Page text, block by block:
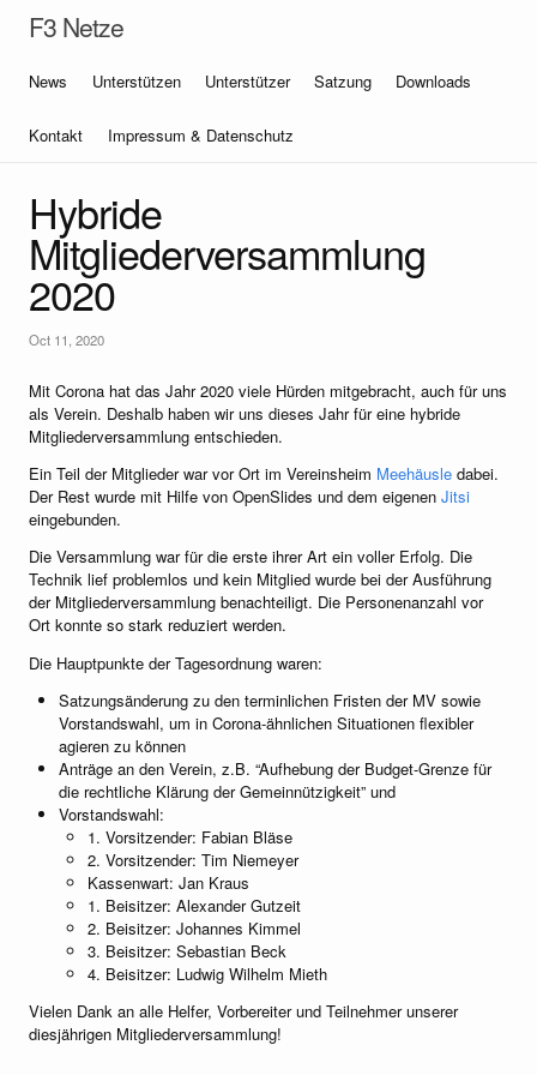
F3 Netze
News Unterstützen Unterstützer Satzung Downloads
Kontakt Impressum & Datenschutz
Hybride
Mitgliederversammlung
2020
Oct 11, 2020
Mit Corona hat das Jahr 2020 viele Hürden mitgebracht, auch für uns
als Verein. Deshalb haben wir uns dieses Jahr für eine hybride
Mitgliederversammlung entschieden.
Ein Teil der Mitglieder war vor Ort im Vereinsheim Meehäusle dabei.
Der Rest wurde mit Hilfe von OpenSlides und dem eigenenJitsi
eingebunden.
Die Versammlung war für die erste ihrer Art ein voller Erfolg. Die
Technik lief problemlos und kein Mitglied wurde bei der Ausführung
der Mitgliederversammlung benachteiligt. Die Personenanzahl vor
Ort konnte so stark reduziert werden.
Die Hauptpunkte der Tagesordnung waren:
Satzungsänderung zu den terminlichen Fristen der MV sowie
Vorstandswahl, um in Corona-ähnlichen Situationen flexibler
agieren zu können
Anträge an den Verein, z.B. “Aufhebung der Budget-Grenze für
die rechtliche Klärung der Gemeinnützigkeit” und
Vorstandswahl:
1. Vorsitzender: Fabian Bläse
2. Vorsitzender: Tim Niemeyer
Kassenwart: Jan Kraus
1. Beisitzer: Alexander Gutzeit
2. Beisitzer: Johannes Kimmel
3. Beisitzer: Sebastian Beck
4. Beisitzer: Ludwig Wilhelm Mieth
Vielen Dank an alle Helfer, Vorbereiter und Teilnehmer unserer
diesjährigen Mitgliederversammlung!